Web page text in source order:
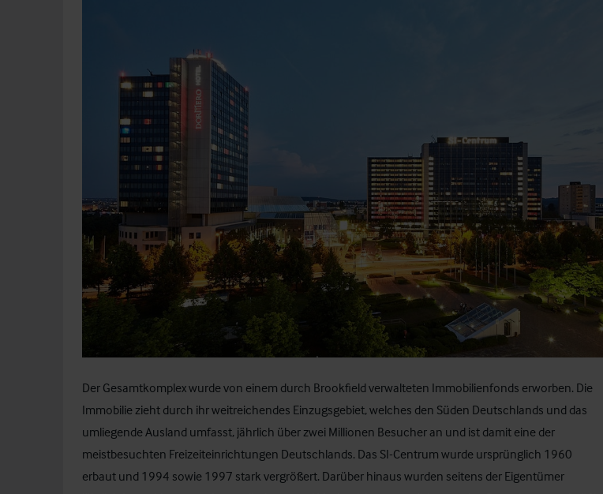
Der Gesamtkomplex wurde von einem durch Brookfield verwalteten Immobilienfonds erworben. Die
Immobilie zieht durch ihr weitreichendes Einzugsgebiet, welches den Süden Deutschlands und das
umliegende Ausland umfasst, jährlich über zwei Millionen Besucher an und ist damit eine der
meistbesuchten Freizeiteinrichtungen Deutschlands. Das SI-Centrum wurde ursprünglich 1960
erbaut und 1994 sowie 1997 stark vergrößert. Darüber hinaus wurden seitens der Eigentümer